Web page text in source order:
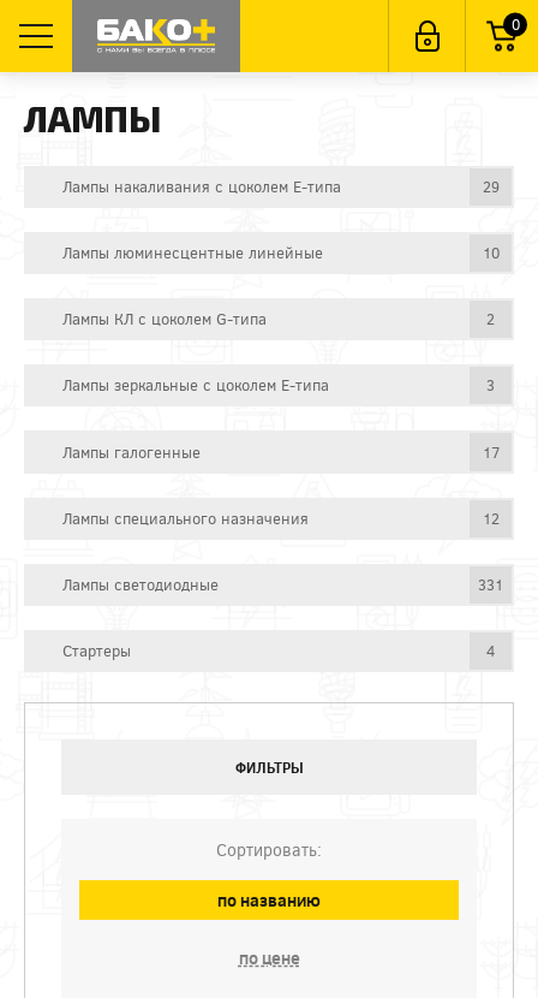
0
ЛАМПЫ
Лампы накаливания с цоколем E-типа 29
Лампы люминесцентные линейные 10
Лампы КЛ с цоколем G-типа 2
Лампы зеркальные с цоколем E-типа 3
Лампы галогенные 17
Лампы специального назначения 12
Лампы светодиодные 331
Стартеры 4
ФИЛЬТРЫ
Сортировать:
по названию
по цене